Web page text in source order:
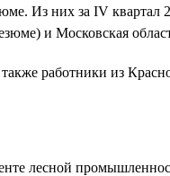
Из них за IV
и Московская
работники из
лесной